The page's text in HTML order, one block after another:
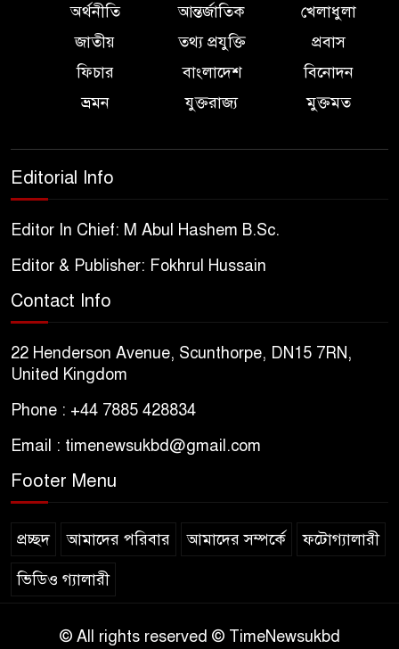
অর্থনীতি আন্তর্জাতিক
খেলাধুলা
জাতীয়
তথ্য প্রযুক্তি
প্রবাস
ফিচার
বাংলাদেশ
বিনোদন
ভ্রমন
যুক্তরাজ্য মুক্তমত
Editorial Info
Editor In Chief: M Abul Hashem B.Sc.
Editor & Publisher: Fokhrul Hussain
Contact Info
22 Henderson Avenue, Scunthorpe, DN15 7RN,
United Kingdom
Phone : +44 7885 428834
Email : timenewsukbd@gmail.com
Footer Menu
প্রচ্ছদ আমাদের পরিবার আমাদের সম্পর্কে ফটোগ্যালারী
ভিডিও গ্যালারী
© All rights reserved © TimeNewsukbd